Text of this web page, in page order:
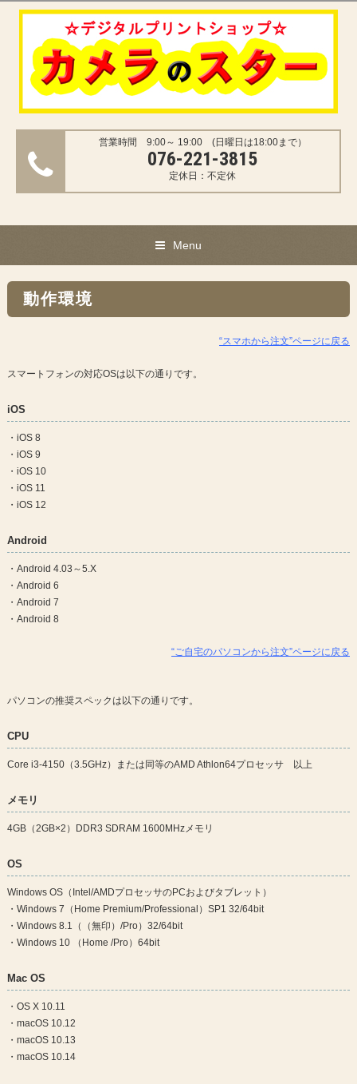
営業時間 9:00～ 19:00 (日曜日は18:00まで）
076-221-3815
定休日：不定休
Menu
動作環境
“スマホから注文”ページに戻る
スマートフォンの対応OSは以下の通りです。
iOS
・iOS 8
・iOS 9
・iOS 10
・iOS 11
・iOS 12
Android
・Android 4.03～5.X
・Android 6
・Android 7
・Android 8
“ご自宅のパソコンから注文”ページに戻る
パソコンの推奨スペックは以下の通りです。
CPU
Core i3-4150（3.5GHz）または同等のAMD Athlon64プロセッサ 以上
メモリ
4GB（2GB×2）DDR3 SDRAM 1600MHzメモリ
OS
Windows OS（Intel/AMDプロセッサのPCおよびタブレット）
・Windows 7（Home Premium/Professional）SP1 32/64bit
・Windows 8.1（（無印）/Pro）32/64bit
・Windows 10 （Home /Pro）64bit
Mac OS
・OS X 10.11
・macOS 10.12
・macOS 10.13
・macOS 10.14